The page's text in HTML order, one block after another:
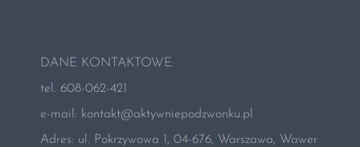
Zamów voucher
DANE KONTAKTOWE:
tel. 608-062-421
e-mail: kontakt@aktywniepodzwonku.pl
Adres: ul. Pokrzywowa 1, 04-676, Warszawa, Wawer